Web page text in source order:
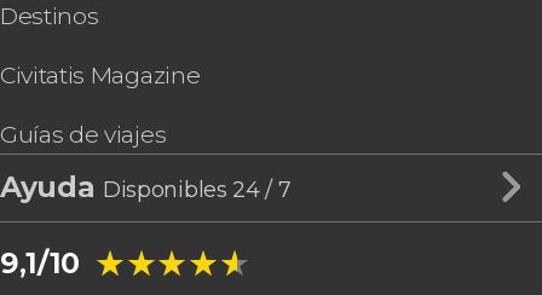
Destinos
Civitatis Magazine
Guías de viajes
Ayuda Disponibles 24 / 7
9,1/10 ★★★★★
★★★★★